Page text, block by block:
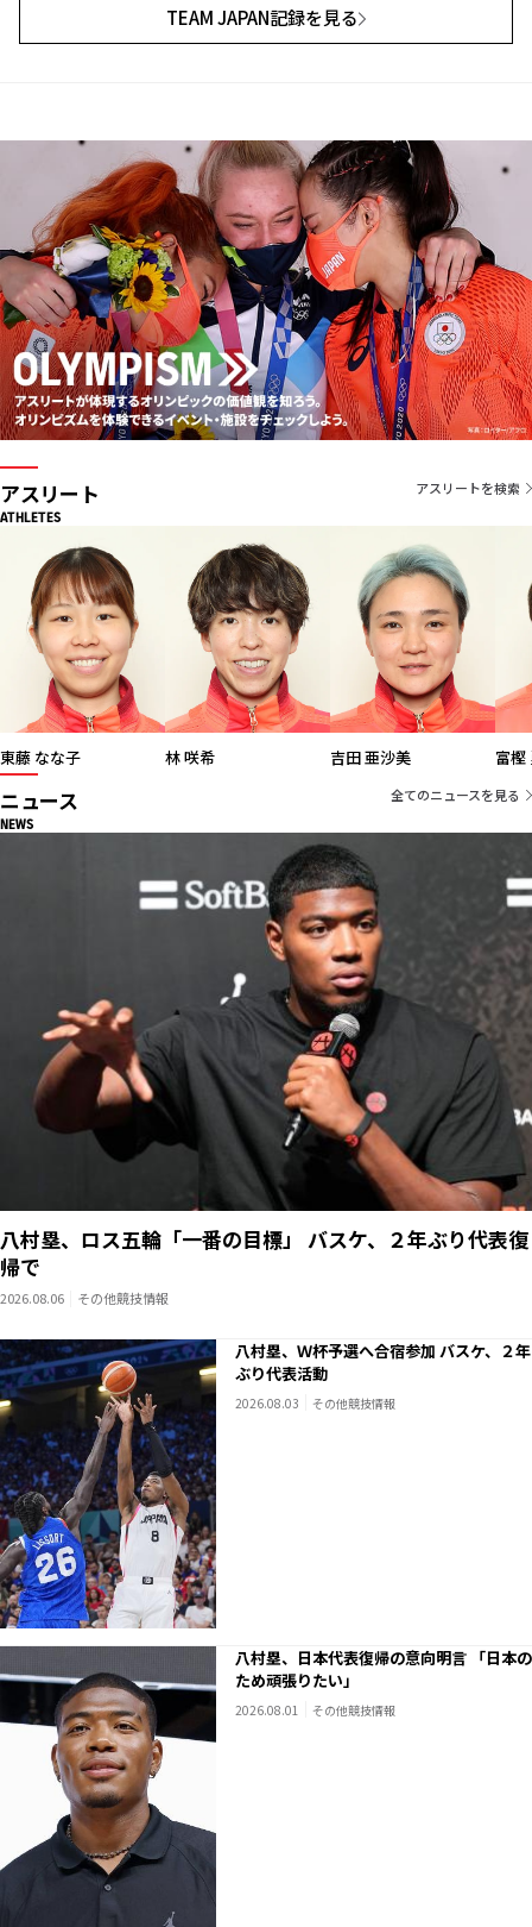
TEAM JAPAN記録を見る
アスリート
ATHLETES
アスリートを検索
東藤 なな子 林 咲希 吉田 亜沙美
ニュース
NEWS
全てのニュースを見る
八村塁、ロス五輪「一番の目標」 バスケ、２年ぶり代表復
帰で
2026.08.06 その他競技情報
八村塁、Ｗ杯予選へ合宿参加 バスケ、２年
ぶり代表活動
2026.08.03 その他競技情報
八村塁、日本代表復帰の意向明言 「日本の
ため頑張りたい」
2026.08.01 その他競技情報